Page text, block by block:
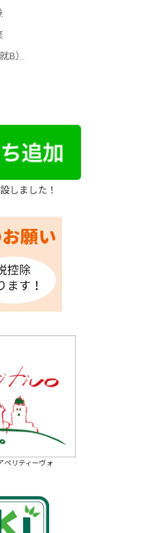
B）
しました！
リティーヴォ